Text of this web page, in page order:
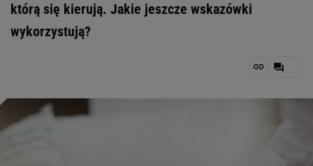
którą się kierują. Jakie jeszcze wskazówki
wykorzystują?